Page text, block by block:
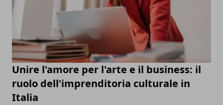
Unire l'amore per l'arte e il business: il
ruolo dell'imprenditoria culturale in
Italia